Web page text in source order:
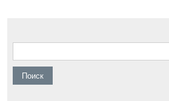
Найти: